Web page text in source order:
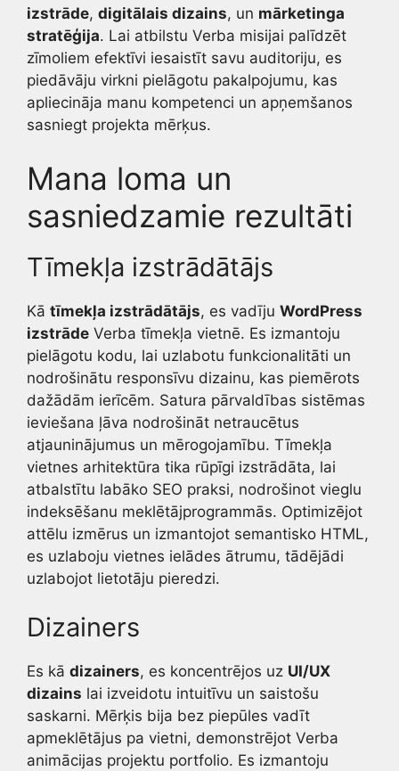
izstrāde, digitālais dizains, un mārketinga
stratēģija. Lai atbilstu Verba misijai palīdzēt
zīmoliem efektīvi iesaistīt savu auditoriju, es
piedāvāju virkni pielāgotu pakalpojumu, kas
apliecināja manu kompetenci un apņemšanos
sasniegt projekta mērķus.
Mana loma un
sasniedzamie rezultāti
Tīmekļa izstrādātājs
Kā tīmekļa izstrādātājs, es vadīju WordPress
izstrāde Verba tīmekļa vietnē. Es izmantoju
pielāgotu kodu, lai uzlabotu funkcionalitāti un
nodrošinātu responsīvu dizainu, kas piemērots
dažādām ierīcēm. Satura pārvaldības sistēmas
ieviešana ļāva nodrošināt netraucētus
atjauninājumus un mērogojamību. Tīmekļa
vietnes arhitektūra tika rūpīgi izstrādāta, lai
atbalstītu labāko SEO praksi, nodrošinot vieglu
indeksēšanu meklētājprogrammās. Optimizējot
attēlu izmērus un izmantojot semantisko HTML,
es uzlaboju vietnes ielādes ātrumu, tādējādi
uzlabojot lietotāju pieredzi.
Dizainers
Es kā dizainers, es koncentrējos uz UI/UX
dizains lai izveidotu intuitīvu un saistošu
saskarni. Mērķis bija bez piepūles vadīt
apmeklētājus pa vietni, demonstrējot Verba
animācijas projektu portfolio. Es izmantoju